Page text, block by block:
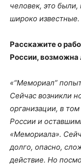
человек, это
широко известные.
Расскажите о
России, возможна
«“Мемориал”
Сейчас возникли
организации, в
России и
«Мемориала».
долго, опасно,
действие. Но